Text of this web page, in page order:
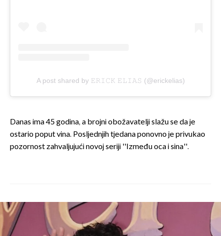
A post shared by 𝙴𝚁𝙸𝙲𝙺 𝙴𝙻𝙸𝙰𝚂 (@erickelias)
Danas ima 45 godina, a brojni obožavatelji slažu se da je
ostario poput vina. Posljednjih tjedana ponovno je privukao
pozornost zahvaljujući novoj seriji ''Između oca i sina''.